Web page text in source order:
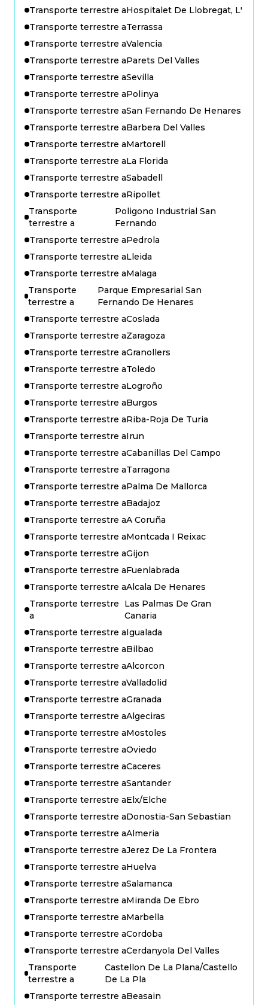
Transporte terrestre aHospitalet De Llobregat, L'
Transporte terrestre aTerrassa
Transporte terrestre aValencia
Transporte terrestre aParets Del Valles
Transporte terrestre aSevilla
Transporte terrestre aPolinya
Transporte terrestre aSan Fernando De Henares
Transporte terrestre aBarbera Del Valles
Transporte terrestre aMartorell
Transporte terrestre aLa Florida
Transporte terrestre aSabadell
Transporte terrestre aRipollet
Transporte
terrestre a
Poligono Industrial San
Fernando
Transporte terrestre aPedrola
Transporte terrestre aLleida
Transporte terrestre aMalaga
Transporte
terrestre a
Parque Empresarial San
Fernando De Henares
Transporte terrestre aCoslada
Transporte terrestre aZaragoza
Transporte terrestre aGranollers
Transporte terrestre aToledo
Transporte terrestre aLogroño
Transporte terrestre aBurgos
Transporte terrestre aRiba-Roja De Turia
Transporte terrestre aIrun
Transporte terrestre aCabanillas Del Campo
Transporte terrestre aTarragona
Transporte terrestre aPalma De Mallorca
Transporte terrestre aBadajoz
Transporte terrestre aA Coruña
Transporte terrestre aMontcada I Reixac
Transporte terrestre aGijon
Transporte terrestre aFuenlabrada
Transporte terrestre aAlcala De Henares
Transporte terrestre
a
Las Palmas De Gran
Canaria
Transporte terrestre aIgualada
Transporte terrestre aBilbao
Transporte terrestre aAlcorcon
Transporte terrestre aValladolid
Transporte terrestre aGranada
Transporte terrestre aAlgeciras
Transporte terrestre aMostoles
Transporte terrestre aOviedo
Transporte terrestre aCaceres
Transporte terrestre aSantander
Transporte terrestre aElx/Elche
Transporte terrestre aDonostia-San Sebastian
Transporte terrestre aAlmeria
Transporte terrestre aJerez De La Frontera
Transporte terrestre aHuelva
Transporte terrestre aSalamanca
Transporte terrestre aMiranda De Ebro
Transporte terrestre aMarbella
Transporte terrestre aCordoba
Transporte terrestre aCerdanyola Del Valles
Transporte
terrestre a
Castellon De La Plana/Castello
De La Pla
Transporte terrestre aBeasain